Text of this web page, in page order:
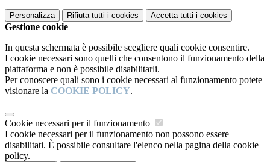
Personalizza Rifiuta tutti i cookies Accetta tutti i cookies
Gestione cookie
In questa schermata è possibile scegliere quali cookie consentire.
I cookie necessari sono quelli che consentono il funzionamento della
piattaforma e non è possibile disabilitarli.
Per conoscere quali sono i cookie necessari al funzionamento potete
visionare la COOKIE POLICY.
Cookie necessari per il funzionamento
I cookie necessari per il funzionamento non possono essere
disabilitati. È possibile consultare l'elenco nella pagina della cookie
policy.